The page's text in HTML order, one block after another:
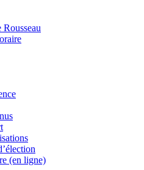
Rousseau
(en ligne)